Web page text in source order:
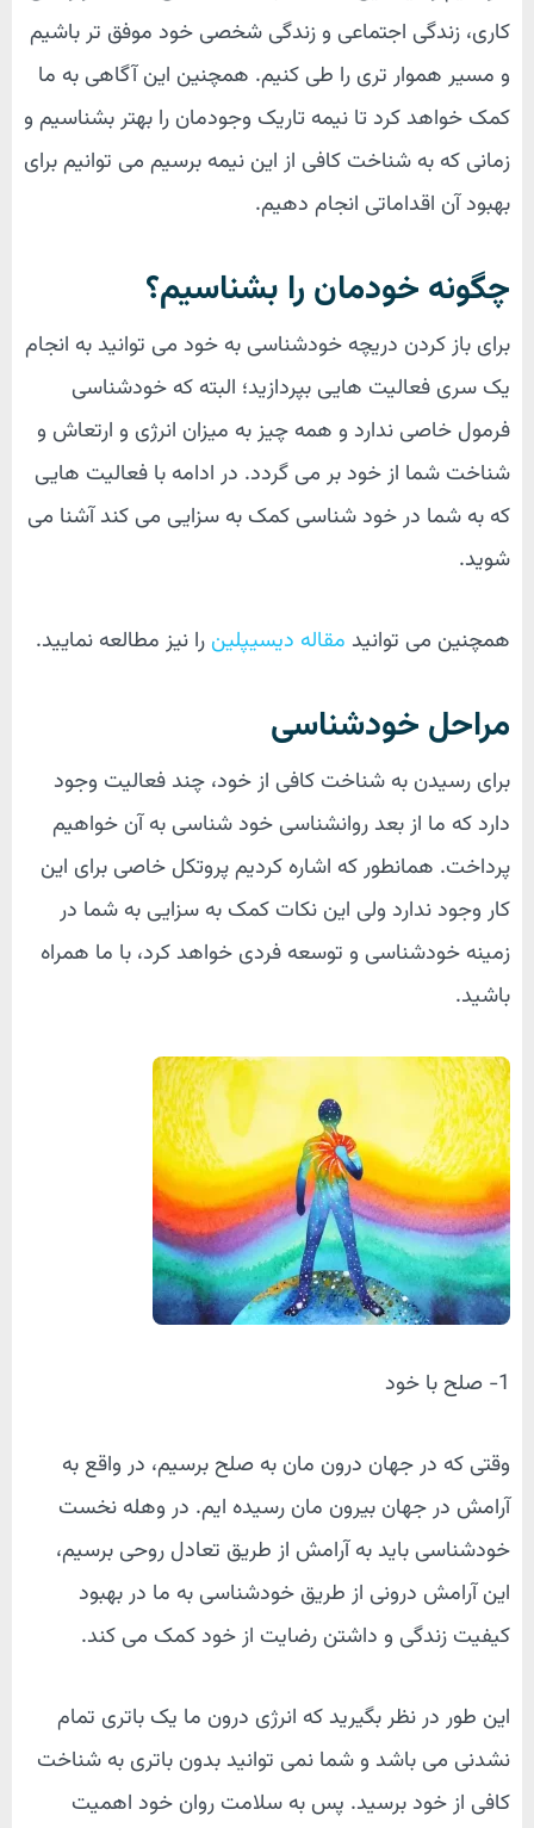
کاری، زندگی اجتماعی و زندگی شخصی خود موفق تر باشیم
و مسیر هموار تری را طی کنیم. همچنین این آگاهی به ما
کمک خواهد کرد تا نیمه تاریک وجودمان را بهتر بشناسیم و
زمانی که به شناخت کافی از این نیمه برسیم می توانیم برای
بهبود آن اقداماتی انجام دهیم.
چگونه خودمان را بشناسیم؟
برای باز کردن دریچه خودشناسی به خود می توانید به انجام
یک سری فعالیت هایی بپردازید؛ البته که خودشناسی
فرمول خاصی ندارد و همه چیز به میزان انرژی و ارتعاش و
شناخت شما از خود بر می گردد. در ادامه با فعالیت هایی
که به شما در خود شناسی کمک به سزایی می کند آشنا می
شوید.
همچنین می توانید مقاله دیسیپلین را نیز مطالعه نمایید.
مراحل خودشناسی
برای رسیدن به شناخت کافی از خود، چند فعالیت وجود
دارد که ما از بعد روانشناسی خود شناسی به آن خواهیم
پرداخت. همانطور که اشاره کردیم پروتکل خاصی برای این
کار وجود ندارد ولی این نکات کمک به سزایی به شما در
زمینه خودشناسی و توسعه فردی خواهد کرد، با ما همراه
باشید.
1- صلح با خود
وقتی که در جهان درون مان به صلح برسیم، در واقع به
آرامش در جهان بیرون مان رسیده ایم. در وهله نخست
خودشناسی باید به آرامش از طریق تعادل روحی برسیم،
این آرامش درونی از طریق خودشناسی به ما در بهبود
کیفیت زندگی و داشتن رضایت از خود کمک می کند.
این طور در نظر بگیرید که انرژی درون ما یک باتری تمام
نشدنی می باشد و شما نمی توانید بدون باتری به شناخت
کافی از خود برسید. پس به سلامت روان خود اهمیت